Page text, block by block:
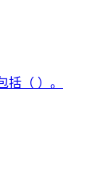
括（ ）。